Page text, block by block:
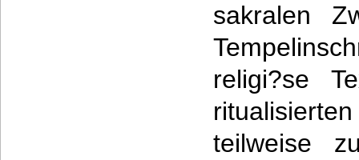
sakralen
religi?se
teilweise